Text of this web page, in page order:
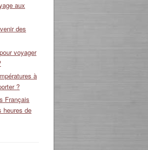
aux
des
voyager
à
?
Français
heures de